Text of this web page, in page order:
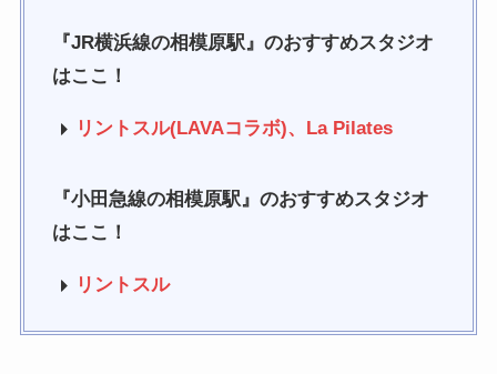
『JR横浜線の相模原駅』のおすすめスタジオ
はここ！
リントスル(LAVAコラボ)、La Pilates
『小田急線の相模原駅』のおすすめスタジオ
はここ！
リントスル